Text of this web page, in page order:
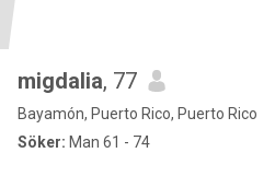
migdalia, 77
Bayamón, Puerto Rico, Puerto Rico
Söker: Man 61 - 74